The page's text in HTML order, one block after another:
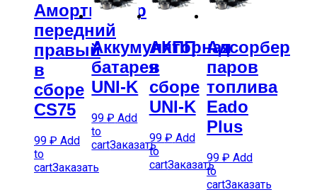
Амортизатор
передний
правый
в
сборе
CS75
99 ₽ Add
to
cartЗаказать
Аккумуляторная
батарея
UNI-K
99₽ Add
to
cartЗаказать
АКПП
в
сборе
UNI-K
99 ₽ Add
to
cartЗаказать
Адсорбер
паров
топлива
Eado
Plus
99 ₽ Add
to
cartЗаказать